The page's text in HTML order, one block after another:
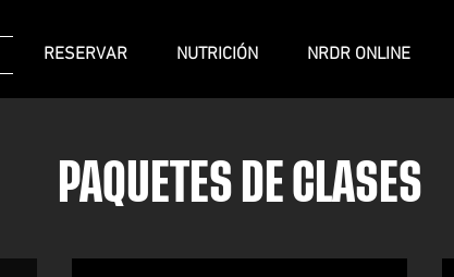
RESERVAR NUTRICIÓN NRDR ONLINE
PAQUETES DE CLASES